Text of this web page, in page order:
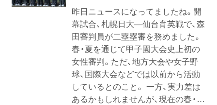
昨日ニュースになってましたね。開
幕試合、札幌日大―仙台育英戦で、森
田審判員が二塁塁審を務めました。
春・夏を通じて甲子園大会史上初の
女性審判。ただ、地方大会や女子野
球、国際大会などでは以前から活動
しているとのこと。 一方、実力差は
あるかもしれませんが、現在の春・…